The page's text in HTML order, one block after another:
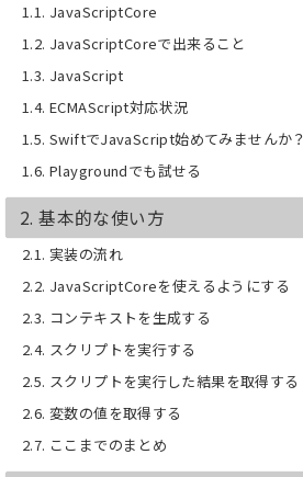
1.1. JavaScriptCore
1.2. JavaScriptCoreで出来ること
1.3. JavaScript
1.4. ECMAScript対応状況
1.5. SwiftでJavaScript始めてみませんか？
1.6. Playgroundでも試せる
2. 基本的な使い方
2.1. 実装の流れ
2.2. JavaScriptCoreを使えるようにする
2.3. コンテキストを生成する
2.4. スクリプトを実行する
2.5. スクリプトを実行した結果を取得する
2.6. 変数の値を取得する
2.7. ここまでのまとめ